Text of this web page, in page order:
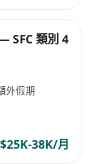
SFC 類別 4
外假期
$25K-38K/月